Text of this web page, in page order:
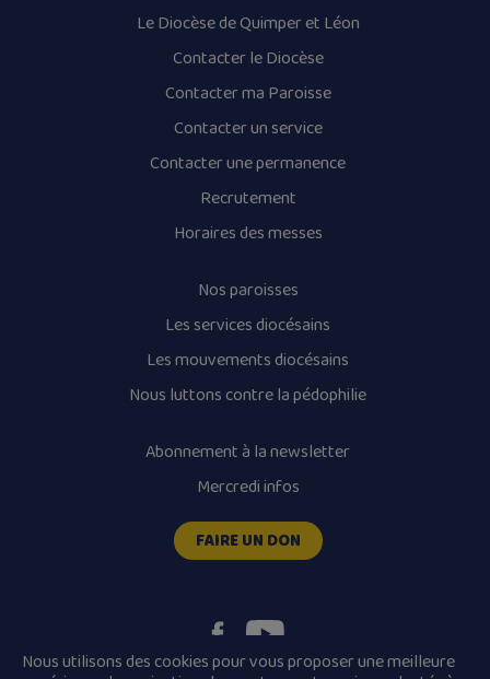
Le Diocèse de Quimper et Léon
Contacter le Diocèse
Contacter ma Paroisse
Contacter un service
Contacter une permanence
Recrutement
Horaires des messes
Nos paroisses
Les services diocésains
Les mouvements diocésains
Nous luttons contre la pédophilie
Abonnement à la newsletter
Mercredi infos
FAIRE UN DON
Nous utilisons des cookies pour vous proposer une meilleure